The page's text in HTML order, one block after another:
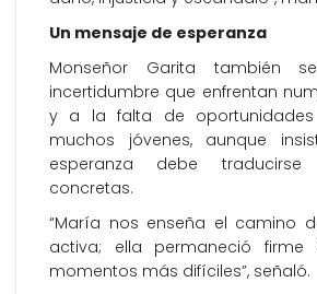
Un mensaje de esperanza
Monseñor Garita también
incertidumbre que enfrentan
y a la falta de
muchos jóvenes, aunque
esperanza debe
concretas.
“María nos enseña el camino
activa; ella permaneció firme
momentos más difíciles”, señaló.